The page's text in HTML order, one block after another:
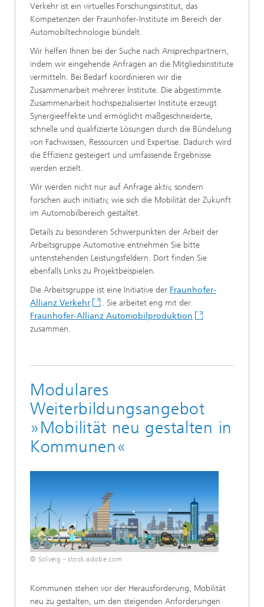
Verkehr ist ein virtuelles Forschungsinstitut, das
Kompetenzen der Fraunhofer-Institute im Bereich der
Automobiltechnologie bündelt.
Wir helfen Ihnen bei der Suche nach Ansprechpartnern,
indem wir eingehende Anfragen an die Mitgliedsinstitute
vermitteln. Bei Bedarf koordinieren wir die
Zusammenarbeit mehrerer Institute. Die abgestimmte
Zusammenarbeit hochspezialisierter Institute erzeugt
Synergieeffekte und ermöglicht maßgeschneiderte,
schnelle und qualifizierte Lösungen durch die Bündelung
von Fachwissen, Ressourcen und Expertise. Dadurch wird
die Effizienz gesteigert und umfassende Ergebnisse
werden erzielt.
Wir werden nicht nur auf Anfrage aktiv, sondern
forschen auch initiativ, wie sich die Mobilität der Zukunft
im Automobilbereich gestaltet.
Details zu besonderen Schwerpunkten der Arbeit der
Arbeitsgruppe Automotive entnehmen Sie bitte
untenstehenden Leistungsfeldern. Dort finden Sie
ebenfalls Links zu Projektbeispielen.
Die Arbeitsgruppe ist eine Initiative der Fraunhofer-
Allianz Verkehr
. Sie arbeitet eng mit der
Fraunhofer-Allianz Automobilproduktion
zusammen.
Modulares
Weiterbildungsangebot
»Mobilität neu gestalten in
Kommunen«
© Solveig - stock.adobe.com
Kommunen stehen vor der Herausforderung, Mobilität
neu zu gestalten, um den steigenden Anforderungen